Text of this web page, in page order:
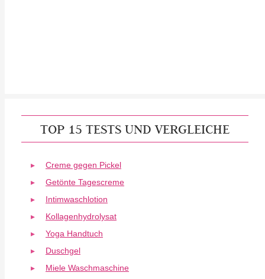
TOP 15 TESTS UND VERGLEICHE
Creme gegen Pickel
Getönte Tagescreme
Intimwaschlotion
Kollagenhydrolysat
Yoga Handtuch
Duschgel
Miele Waschmaschine